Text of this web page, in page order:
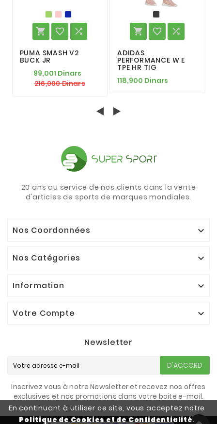
En continuant à utiliser ce site, vous acceptez notre
Politique de Cookies et de Confidentialité.
  
PUMA SMASH V2
BUCK JR
99,001 Dinars
216,000 Dinars
  
ADIDAS
PERFORMANCE W E
TPE HR TIG
118,900 Dinars
20 ans au service de nos clients dans la vente
d'articles de sports de marques mondiales.
Nos Coordonnées 
Nos Catégories 
Information 
Votre Compte 
Newsletter
D'ACCORD
Inscrivez vous à notre Newsletter et recevez nos offres
exclusives et nos promotions dans votre boite e-mail.